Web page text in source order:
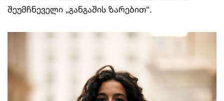
შეუმჩნეველი „განგაშის ზარებით“.